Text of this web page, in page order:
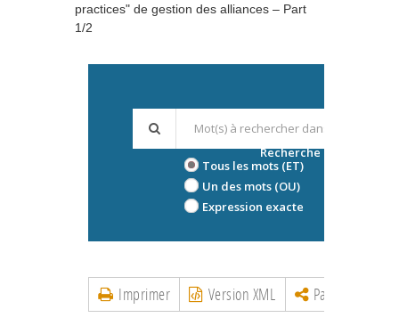
practices" de gestion des alliances – Part
1/2
Tous les mots (ET)
Un des mots (OU)
Expression exacte
Recherche avancée
Imprimer Version XML Partager